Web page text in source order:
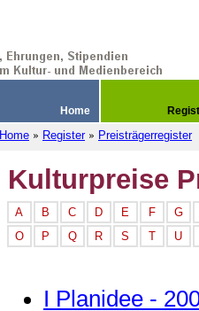
Home
Home » Register » Preisträgerregister
Kulturpreise
A B C D E F
G
O
P Q R S T U
I Planidee -